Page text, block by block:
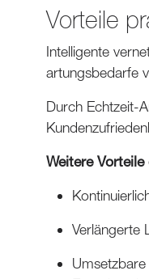
Vorteile
Intelligente
artungsbedarfe
Durch Echtzeit-
Weitere
Verlängerte